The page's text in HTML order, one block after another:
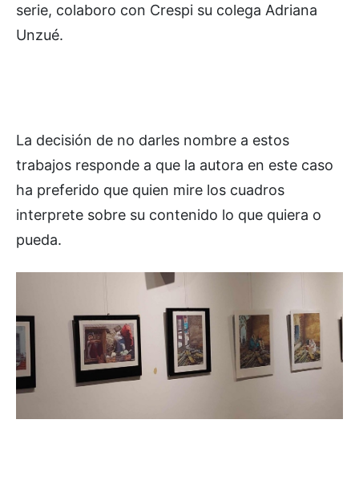
serie, colaboro con Crespi su colega Adriana
Unzué.
La decisión de no darles nombre a estos
trabajos responde a que la autora en este caso
ha preferido que quien mire los cuadros
interprete sobre su contenido lo que quiera o
pueda.